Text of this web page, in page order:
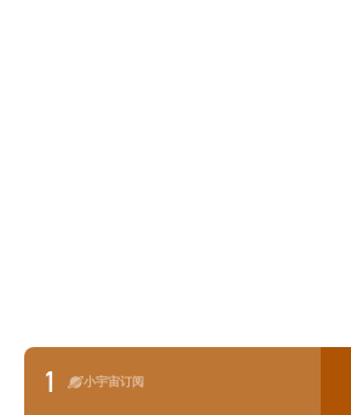
1 小宇宙订阅